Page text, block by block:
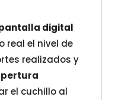
digital
real el nivel de
realizados y
el cuchillo al